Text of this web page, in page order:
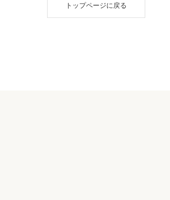
トップページに戻る